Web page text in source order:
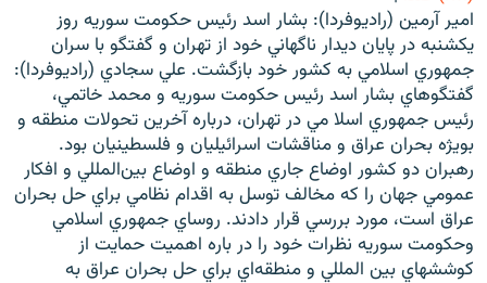
فرکانس‌ها
گزارش‌های تصویری
گزارش‌های ویدئویی
زنان فردا
English
به ما بپیوندید
زبان‌های دیگر
امير آرمين (راديوفردا): بشار اسد رئيس حکومت سوريه روز
يکشنبه در پايان ديدار ناگهاني خود از تهران و گفتگو با سران
جمهوري اسلامي ‌به کشور خود بازگشت. علي سجادي (راديوفردا):
گفتگوهاي بشار اسد رئيس حکومت سوريه و محمد خاتمي،
رئيس جمهوري اسلا مي ‌در تهران، درباره آخرين تحولات منطقه و
بويژه بحران عراق و مناقشات اسرائيليان و فلسطينيان بود.
رهبران دو کشور اوضاع جاري منطقه و اوضاع بين‌المللي و افکار
عمومي ‌جهان را که مخالف توسل به اقدام نظامي ‌براي حل بحران
عراق است، مورد بررسي قرار دادند. روساي جمهوري اسلامي
‌وحکومت سوريه نظرات خود را در باره اهميت حمايت از
کوششهاي بين المللي و منطقه‌اي براي حل بحران عراق به